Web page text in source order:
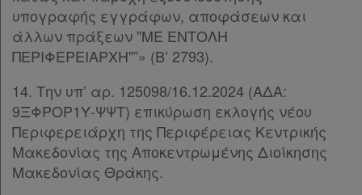
Επικοινωνία
χρήσης
Πολιτική
απορρήτου
υπογραφής εγγράφων, αποφάσεων και
άλλων πράξεων "ΜΕ ΕΝΤΟΛΗ
ΠΕΡΙΦΕΡΕΙΑΡΧΗ"”» (Β’ 2793).
14. Την υπ’ αρ. 125098/16.12.2024 (ΑΔΑ:
9ΞΦΡΟΡ1Υ-ΨΨΤ) επικύρωση εκλογής νέου
Περιφερειάρχη της Περιφέρειας Κεντρικής
Μακεδονίας της Αποκεντρωμένης Διοίκησης
Μακεδονίας Θράκης.